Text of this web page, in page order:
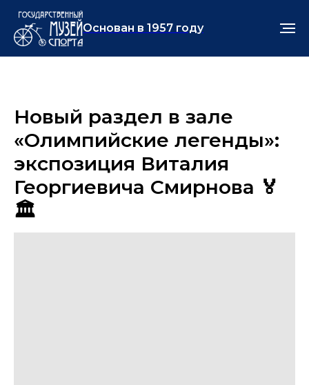
Основан в 1957 году
Новый раздел в зале
«Олимпийские легенды»:
экспозиция Виталия
Георгиевича Смирнова 🏅
🏛️